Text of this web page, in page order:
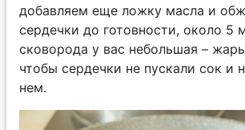
добавляем еще ложку масла и
сердечки до готовности, около 5
сковорода у вас небольшая –
чтобы сердечки не пускали сок и
нем.